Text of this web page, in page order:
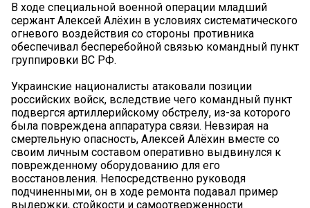
В ходе специальной военной операции младший
сержант Алексей Алёхин в условиях систематического
огневого воздействия со стороны противника
обеспечивал бесперебойной связью командный пункт
группировки ВС РФ.
Украинские националисты атаковали позиции
российских войск, вследствие чего командный пункт
подвергся артиллерийскому обстрелу, из-за которого
была повреждена аппаратура связи. Невзирая на
смертельную опасность, Алексей Алёхин вместе со
своим личным составом оперативно выдвинулся к
поврежденному оборудованию для его
восстановления. Непосредственно руководя
подчиненными, он в ходе ремонта подавал пример
выдержки, стойкости и самоотверженности.